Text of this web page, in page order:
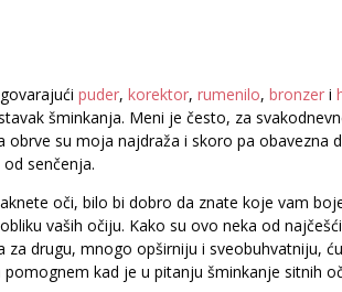
puder, korektor, rumenilo, bronzer i
šminkanja. Meni je često, za
obrve su moja najdraža i skoro pa obavezna
senčenja.
oči, bilo bi dobro da znate koje vam
vaših očiju. Kako su ovo neka od
za drugu, mnogo opširniju i sveobuhvatniju,
kad je u pitanju šminkanje sitnih